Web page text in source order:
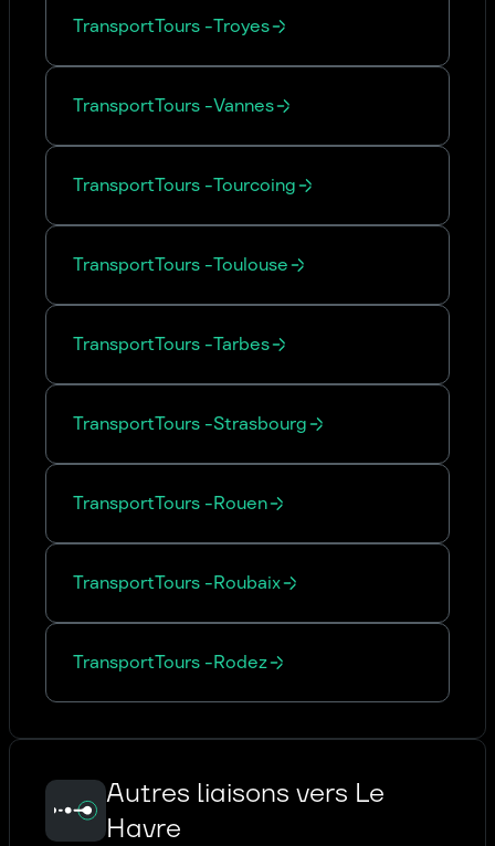
TransportTours -Troyes
TransportTours -Vannes
TransportTours -Tourcoing
TransportTours -Toulouse
TransportTours -Tarbes
TransportTours -Strasbourg
TransportTours -Rouen
TransportTours -Roubaix
TransportTours -Rodez
Autres liaisons vers Le
Havre